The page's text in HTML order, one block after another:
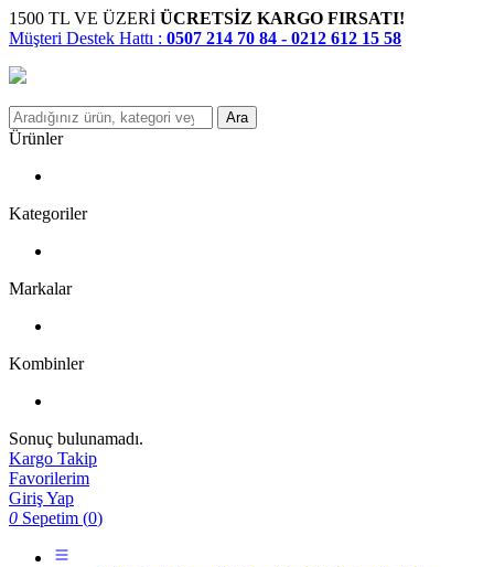
1500 TL VE ÜZERİ ÜCRETSİZ KARGO FIRSATI!
Müşteri Destek Hattı : 0507 214 70 84 - 0212 612 15 58
Ara
Ürünler
Kategoriler
Markalar
Kombinler
Sonuç bulunamadı.
Kargo Takip
Favorilerim
Giriş Yap
0 Sepetim (0)